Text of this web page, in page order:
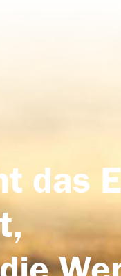
das